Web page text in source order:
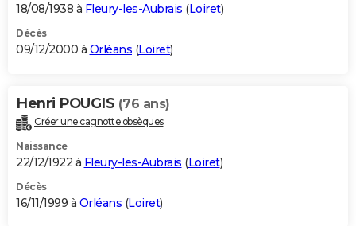
18/08/1938 à Fleury-les-Aubrais (Loiret)
Décès
09/12/2000 à Orléans (Loiret)
Henri POUGIS (76 ans)
Créer une cagnotte obsèques
Naissance
22/12/1922 à Fleury-les-Aubrais (Loiret)
Décès
16/11/1999 à Orléans (Loiret)